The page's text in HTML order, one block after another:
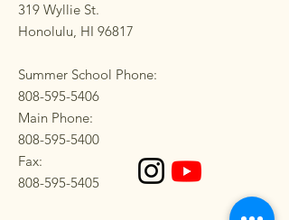
319 Wyllie St.
Honolulu, HI 96817
Summer School Phone:
808-595-5406
Main Phone:
808-595-5400
Fax:
808-595-5405